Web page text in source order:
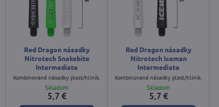
Red Dragon násadky
Nitrotech Snakebite
Intermediate
Kombinované násadky plast/hliník.
Skladom
5,7 €
Red Dragon násadky
Nitrotech Iceman
Intermediate
Kombinované násadky plast/hliník.
Skladom
5,7 €